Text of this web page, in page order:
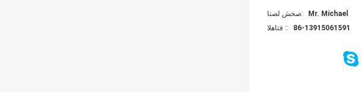
اتصل شخص:
Mr. Michael
الهاتف ::
86-13915061591